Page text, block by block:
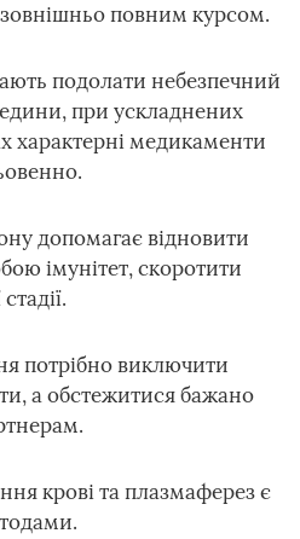
зовнішньо повним курсом.
подолати небезпечний
при ускладнених
характерні медикаменти
допомагає відновити
імунітет, скоротити
потрібно виключити
а обстежитися бажано
крові та плазмаферез є